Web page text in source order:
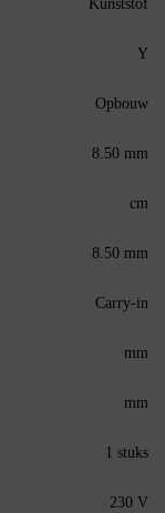
Kunststof
Y
Opbouw
8.50 mm
cm
8.50 mm
Carry-in
mm
mm
1 stuks
230 V